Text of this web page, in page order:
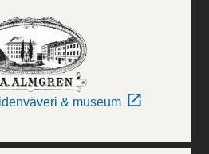
& museum